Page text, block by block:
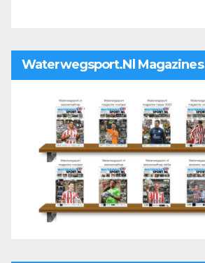
Waterwegsport.nl Magazines